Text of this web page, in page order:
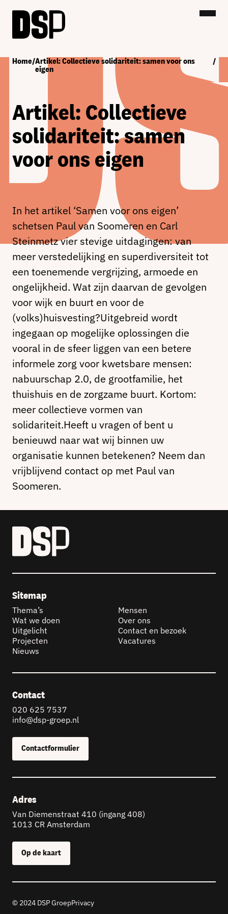
Home/Artikel: Collectieve solidariteit: samen voor ons
eigen
/
Artikel: Collectieve
solidariteit: samen
voor ons eigen
In het artikel ‘Samen voor ons eigen’
schetsen Paul van Soomeren en Carl
Steinmetz vier stevige uitdagingen: van
meer verstedelijking en superdiversiteit tot
een toenemende vergrijzing, armoede en
ongelijkheid. Wat zijn daarvan de gevolgen
voor wijk en buurt en voor de
(volks)huisvesting?Uitgebreid wordt
ingegaan op mogelijke oplossingen die
vooral in de sfeer liggen van een betere
informele zorg voor kwetsbare mensen:
nabuurschap 2.0, de grootfamilie, het
thuishuis en de zorgzame buurt. Kortom:
meer collectieve vormen van
solidariteit.Heeft u vragen of bent u
benieuwd naar wat wij binnen uw
organisatie kunnen betekenen? Neem dan
vrijblijvend contact op met Paul van
Soomeren.
Sitemap
Thema’s
Wat we doen
Uitgelicht
Projecten
Nieuws
Mensen
Over ons
Contact en bezoek
Vacatures
Contact
020 625 7537
info@dsp-groep.nl
Contactformulier
Adres
Van Diemenstraat 410 (ingang 408)
1013 CR Amsterdam
Op de kaart
© 2024 DSP GroepPrivacy